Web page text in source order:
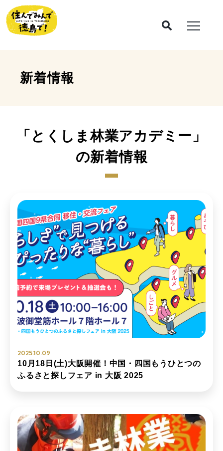
新着情報
「とくしま林業アカデミー」
の新着情報
2025.10.09
10月18日(土)大阪開催！中国・四国もうひとつの
ふるさと探しフェア in 大阪 2025